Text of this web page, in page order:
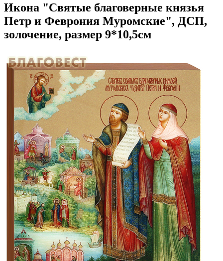
Икона "Святые благоверные князья
Петр и Феврония Муромские", ДСП,
золочение, размер 9*10,5см